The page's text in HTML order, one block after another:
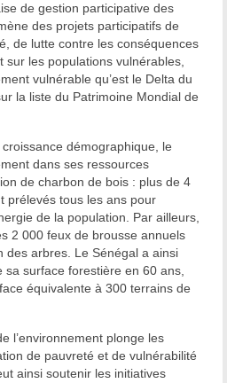
de gestion participative des
des projets participatifs de
de lutte contre les conséquences
les populations vulnérables,
vulnérable qu’est le Delta du
la liste du Patrimoine Mondial de
démographique, le
dans ses ressources
de charbon de bois : plus de 4
prélevés tous les ans pour
de la population. Par ailleurs,
2 000 feux de brousse annuels
des arbres. Le Sénégal a ainsi
surface forestière en 60 ans,
équivalente à 300 terrains de
l’environnement plonge les
de pauvreté et de vulnérabilité
ainsi soutenir les initiatives